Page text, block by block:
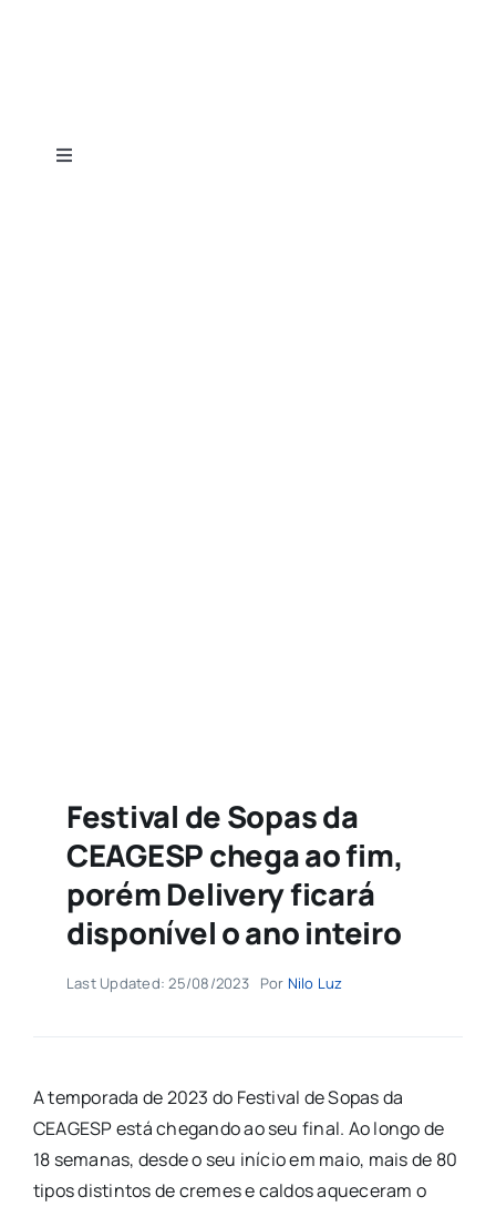
Toggle
Festival de Sopas da
CEAGESP chega ao fim,
porém Delivery ficará
disponível o ano inteiro
Last Updated: 25/08/2023 Por Nilo Luz
A temporada de 2023 do Festival de Sopas da
CEAGESP está chegando ao seu final. Ao longo de
18 semanas, desde o seu início em maio, mais de 80
tipos distintos de cremes e caldos aqueceram o